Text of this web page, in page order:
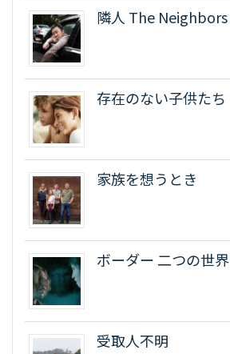
隣人 The Neighbors
存在のない子供たち
家族を想うとき
ボーダー 二つの世界
受取人不明